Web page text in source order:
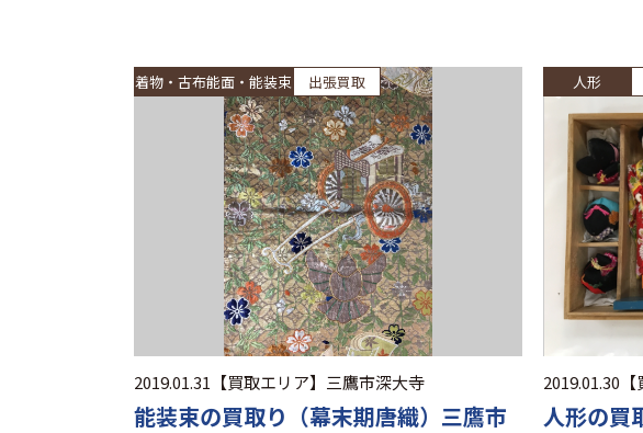
着物・古布能面・能装束 出張買取
2019.01.31 【買取エリア】 三鷹市深大寺
能装束の買取り（幕末期唐織）三鷹市
人形
2019.01.30
人形の買